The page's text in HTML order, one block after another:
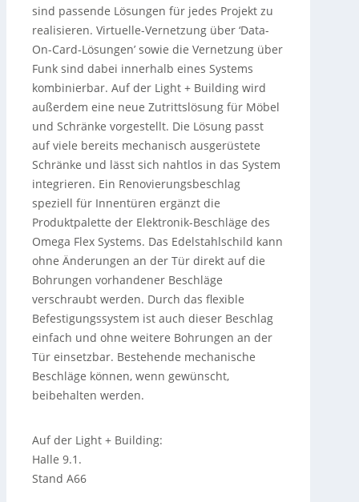
sind passende Lösungen für jedes Projekt zu
realisieren. Virtuelle-Vernetzung über ‘Data-
On-Card-Lösungen’ sowie die Vernetzung über
Funk sind dabei innerhalb eines Systems
kombinierbar. Auf der Light + Building wird
außerdem eine neue Zutrittslösung für Möbel
und Schränke vorgestellt. Die Lösung passt
auf viele bereits mechanisch ausgerüstete
Schränke und lässt sich nahtlos in das System
integrieren. Ein Renovierungsbeschlag
speziell für Innentüren ergänzt die
Produktpalette der Elektronik-Beschläge des
Omega Flex Systems. Das Edelstahlschild kann
ohne Änderungen an der Tür direkt auf die
Bohrungen vorhandener Beschläge
verschraubt werden. Durch das flexible
Befestigungssystem ist auch dieser Beschlag
einfach und ohne weitere Bohrungen an der
Tür einsetzbar. Bestehende mechanische
Beschläge können, wenn gewünscht,
beibehalten werden.
Auf der Light + Building:
Halle 9.1.
Stand A66